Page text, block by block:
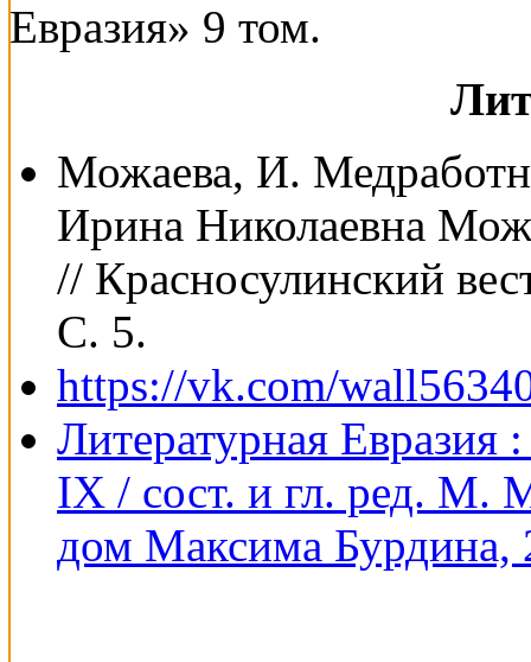
Евразия» 9 том.
Можаева, И.
Ирина Николаевна
// Красносулинский
С. 5.
https://vk.com/
Литературная Евразия
IX / сост. и гл. ред. М.
дом Максима